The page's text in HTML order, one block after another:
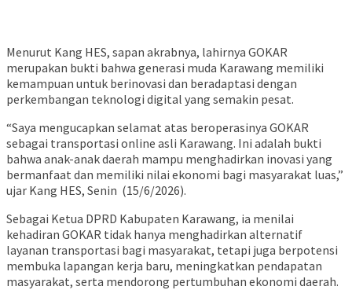
Menurut Kang HES, sapan akrabnya, lahirnya GOKAR
merupakan bukti bahwa generasi muda Karawang memiliki
kemampuan untuk berinovasi dan beradaptasi dengan
perkembangan teknologi digital yang semakin pesat.
“Saya mengucapkan selamat atas beroperasinya GOKAR
sebagai transportasi online asli Karawang. Ini adalah bukti
bahwa anak-anak daerah mampu menghadirkan inovasi yang
bermanfaat dan memiliki nilai ekonomi bagi masyarakat luas,”
ujar Kang HES, Senin (15/6/2026).
Sebagai Ketua DPRD Kabupaten Karawang, ia menilai
kehadiran GOKAR tidak hanya menghadirkan alternatif
layanan transportasi bagi masyarakat, tetapi juga berpotensi
membuka lapangan kerja baru, meningkatkan pendapatan
masyarakat, serta mendorong pertumbuhan ekonomi daerah.